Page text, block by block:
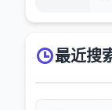
最近搜